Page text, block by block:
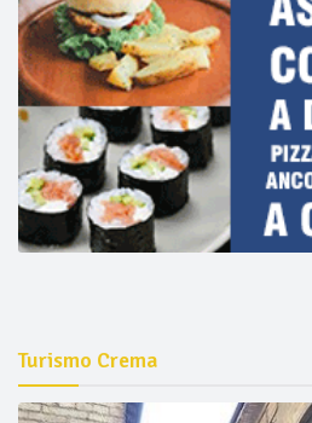
Turismo Crema